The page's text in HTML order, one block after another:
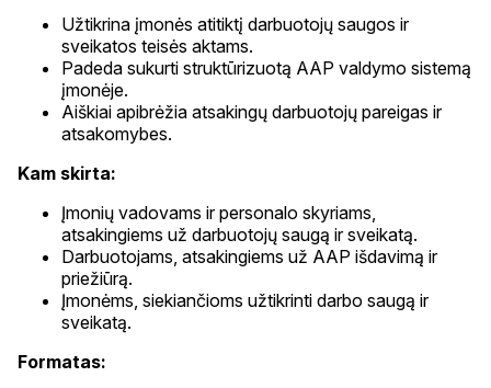
Užtikrina įmonės atitiktį darbuotojų saugos ir
sveikatos teisės aktams.
Padeda sukurti struktūrizuotą AAP valdymo sistemą
įmonėje.
Aiškiai apibrėžia atsakingų darbuotojų pareigas ir
atsakomybes.
Kam skirta:
Įmonių vadovams ir personalo skyriams,
atsakingiems už darbuotojų saugą ir sveikatą.
Darbuotojams, atsakingiems už AAP išdavimą ir
priežiūrą.
Įmonėms, siekiančioms užtikrinti darbo saugą ir
sveikatą.
Formatas: